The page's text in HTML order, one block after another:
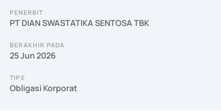
PENERBIT
PT DIAN SWASTATIKA SENTOSA TBK
BERAKHIR PADA
25 Jun 2026
TIPE
Obligasi Korporat